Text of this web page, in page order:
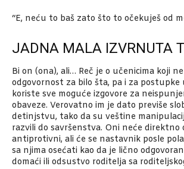
“E, neću to baš zato što to očekuješ od
JADNA MALA IZVRNUTA
Bi on (ona), ali… Reč je o učenicima koji
odgovornost za bilo šta, pa i za postupke
koriste sve moguće izgovore za
obaveze. Verovatno im je dato previše
detinjstvu, tako da su veštine
razvili do savršenstva. Oni neće direktno
antiprotivni, ali će se nastavnik posle
sa njima osećati kao da je lično
domaći ili odsustvo roditelja sa